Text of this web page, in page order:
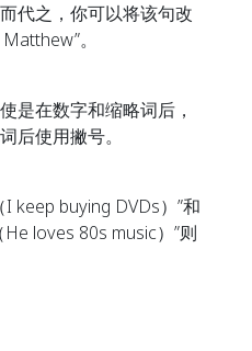
代之，你可以将该句改
。
是在数字和缩略词后，
后使用撇号。
keep buying DVDs）”和
loves 80s music）”则